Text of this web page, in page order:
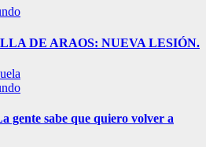
DE ARAOS: NUEVA LESIÓN.
gente sabe que quiero volver a